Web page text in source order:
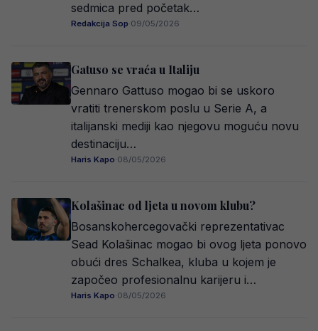
sedmica pred početak…
Redakcija Sop·09/05/2026
Gatuso se vraća u Italiju
Gennaro Gattuso mogao bi se uskoro
vratiti trenerskom poslu u Serie A, a
italijanski mediji kao njegovu moguću novu
destinaciju…
Haris Kapo·08/05/2026
Kolašinac od ljeta u novom klubu?
Bosanskohercegovački reprezentativac
Sead Kolašinac mogao bi ovog ljeta ponovo
obući dres Schalkea, kluba u kojem je
započeo profesionalnu karijeru i…
Haris Kapo·08/05/2026